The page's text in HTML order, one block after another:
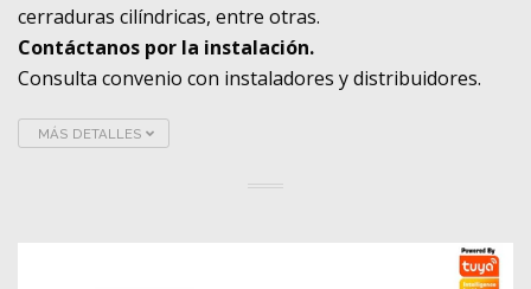
cerraduras cilíndricas, entre otras.
Contáctanos por la instalación.
Consulta convenio con instaladores y distribuidores.
MÁS DETALLES